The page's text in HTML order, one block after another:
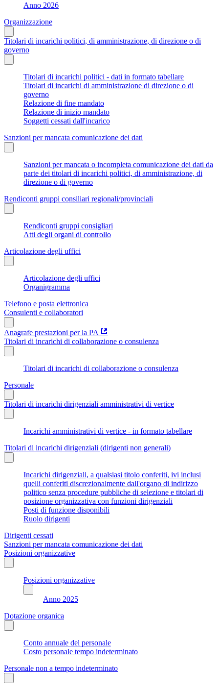
Anno 2026
Organizzazione
Titolari di incarichi politici, di amministrazione, di direzione o di
governo
Titolari di incarichi politici - dati in formato tabellare
Titolari di incarichi di amministrazione di direzione o di
governo
Relazione di fine mandato
Relazione di inizio mandato
Soggetti cessati dall'incarico
Sanzioni per mancata comunicazione dei dati
Sanzioni per mancata o incompleta comunicazione dei dati da
parte dei titolari di incarichi politici, di amministrazione, di
direzione o di governo
Rendiconti gruppi consiliari regionali/provinciali
Rendiconti gruppi consigliari
Atti degli organi di controllo
Articolazione degli uffici
Articolazione degli uffici
Organigramma
Telefono e posta elettronica
Consulenti e collaboratori
Anagrafe prestazioni per la PA
Titolari di incarichi di collaborazione o consulenza
Titolari di incarichi di collaborazione o consulenza
Personale
Titolari di incarichi dirigenziali amministrativi di vertice
Incarichi amministrativi di vertice - in formato tabellare
Titolari di incarichi dirigenziali (dirigenti non generali)
Incarichi dirigenziali, a qualsiasi titolo conferiti, ivi inclusi
quelli conferiti discrezionalmente dall'organo di indirizzo
politico senza procedure pubbliche di selezione e titolari di
posizione organizzativa con funzioni dirigenziali
Posti di funzione disponibili
Ruolo dirigenti
Dirigenti cessati
Sanzioni per mancata comunicazione dei dati
Posizioni organizzative
Posizioni organizzative
Anno 2025
Dotazione organica
Conto annuale del personale
Costo personale tempo indeterminato
Personale non a tempo indeterminato